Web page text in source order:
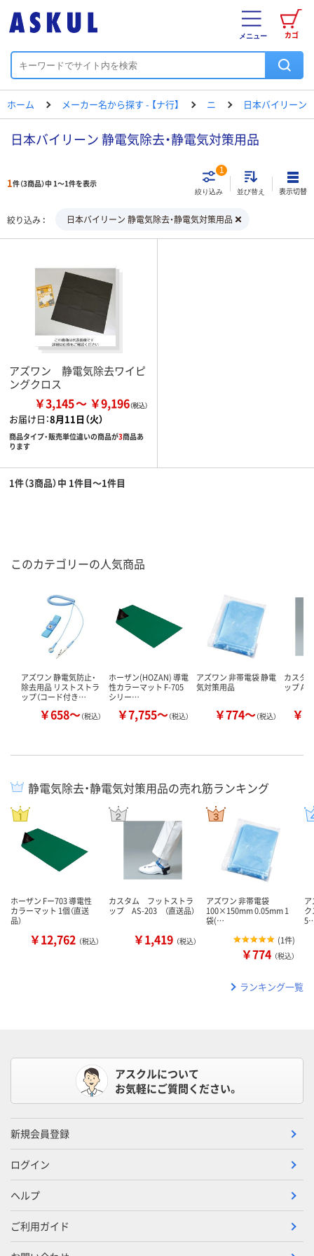
カゴ
メニュー
ホーム メーカー名から探す - 【ナ行】 ニ 日本バイリーン
日本バイリーン 静電気除去・静電気対策用品
1件（3商品）中 1～1件を表示
絞り込み
1
並び替え 表示切替
絞り込み 日本バイリーン 静電気除去・静電気対策用品
アズワン 静電気除去ワイピ
ングクロス
￥3,145 ￥9,196
お届け日：8月11日（火）
商品タイプ・販売単位違いの商品が3商品あ
ります
1件（3商品）中 1件目～1件目
このカテゴリーの人気商品
アズワン 静電気防止・
除去用品 リストストラ
ップ（コード付き…
￥658～（税込）
ホーザン(HOZAN) 導電
性カラーマット F-705
シリー…
￥7,755～（税込）
アズワン 非帯電袋 静電
気対策用品
￥774～（税込）
カスタ
ップ AS
￥
静電気除去・静電気対策用品の売れ筋ランキング
ホーザン Fー703 導電性
カラーマット 1個（直送
品）
￥12,762 （税込）
カスタム フットストラ
ップ AS-203 （直送品）
￥1,419 （税込）
アズワン 非帯電袋
100×150mm 0.05mm 1
袋(…
(1件)
￥774 （税込）
ランキング一覧
アスクルについて
お気軽にご質問ください。
新規会員登録
ログイン
ヘルプ
ご利用ガイド